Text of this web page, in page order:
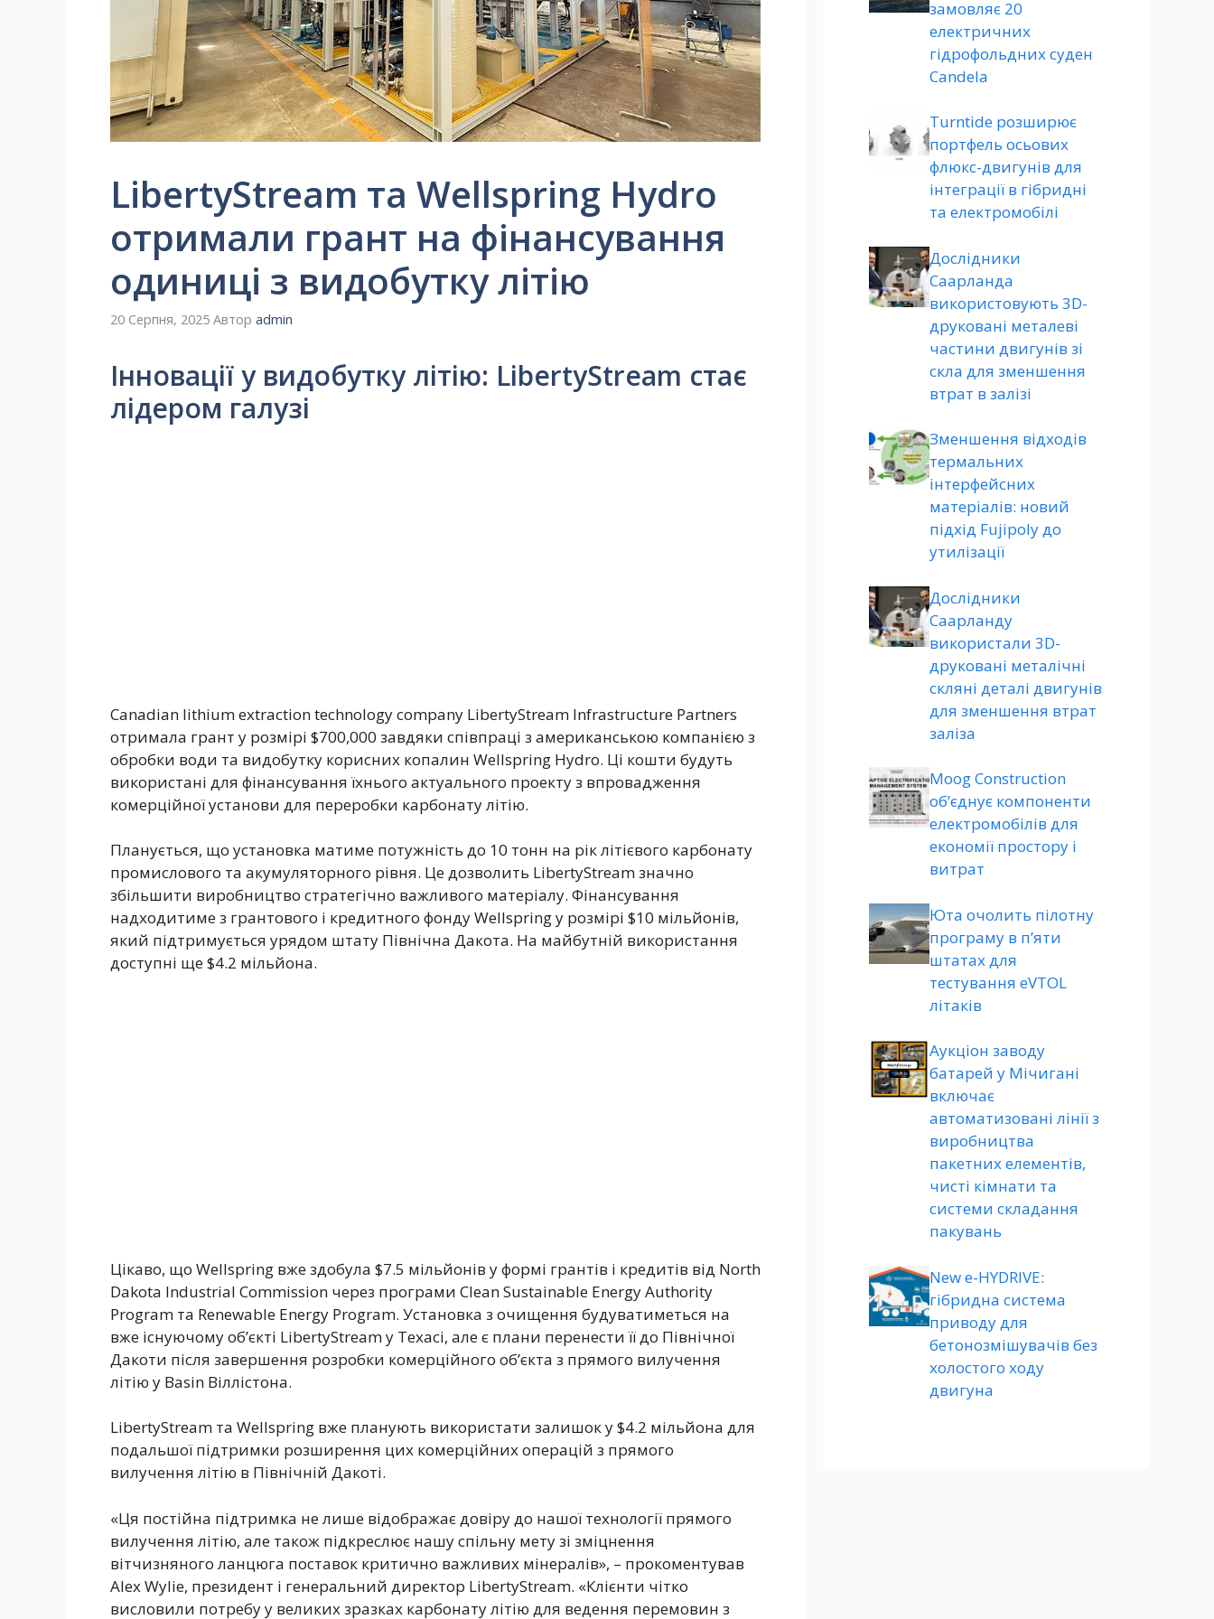
LibertyStream та Wellspring Hydro
отримали грант на фінансування
одиниці з видобутку літію
20 Серпня, 2025 Автор admin
Інновації у видобутку літію: LibertyStream стає
лідером галузі
Canadian lithium extraction technology company LibertyStream Infrastructure Partners
отримала грант у розмірі $700,000 завдяки співпраці з американською компанією з
обробки води та видобутку корисних копалин Wellspring Hydro. Ці кошти будуть
використані для фінансування їхнього актуального проекту з впровадження
комерційної установи для переробки карбонату літію.
Планується, що установка матиме потужність до 10 тонн на рік літієвого карбонату
промислового та акумуляторного рівня. Це дозволить LibertyStream значно
збільшити виробництво стратегічно важливого матеріалу. Фінансування
надходитиме з грантового і кредитного фонду Wellspring у розмірі $10 мільйонів,
який підтримується урядом штату Північна Дакота. На майбутній використання
доступні ще $4.2 мільйона.
Цікаво, що Wellspring вже здобула $7.5 мільйонів у формі грантів і кредитів від North
Dakota Industrial Commission через програми Clean Sustainable Energy Authority
Program та Renewable Energy Program. Установка з очищення будуватиметься на
вже існуючому об’єкті LibertyStream у Техасі, але є плани перенести її до Північної
Дакоти після завершення розробки комерційного об’єкта з прямого вилучення
літію у Basin Віллістона.
LibertyStream та Wellspring вже планують використати залишок у $4.2 мільйона для
подальшої підтримки розширення цих комерційних операцій з прямого
вилучення літію в Північній Дакоті.
«Ця постійна підтримка не лише відображає довіру до нашої технології прямого
вилучення літію, але також підкреслює нашу спільну мету зі зміцнення
вітчизняного ланцюга поставок критично важливих мінералів», – прокоментував
Alex Wylie, президент і генеральний директор LibertyStream. «Клієнти чітко
висловили потребу у великих зразках карбонату літію для ведення перемовин з
замовляє 20
електричних
гідрофольдних суден
Candela
Turntide розширює
портфель осьових
флюкс-двигунів для
інтеграції в гібридні
та електромобілі
Дослідники
Саарланда
використовують 3D-
друковані металеві
частини двигунів зі
скла для зменшення
втрат в залізі
Зменшення відходів
термальних
інтерфейсних
матеріалів: новий
підхід Fujipoly до
утилізації
Дослідники
Саарланду
використали 3D-
друковані металічні
скляні деталі двигунів
для зменшення втрат
заліза
Moog Construction
об’єднує компоненти
електромобілів для
економії простору і
витрат
Юта очолить пілотну
програму в п’яти
штатах для
тестування eVTOL
літаків
Аукціон заводу
батарей у Мічигані
включає
автоматизовані лінії з
виробництва
пакетних елементів,
чисті кімнати та
системи складання
пакувань
New e-HYDRIVE:
гібридна система
приводу для
бетонозмішувачів без
холостого ходу
двигуна